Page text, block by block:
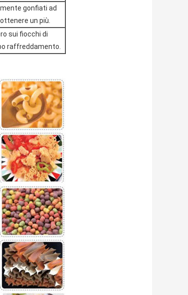
gonfiati ad
un più.
sui fiocchi di
raffreddamento.